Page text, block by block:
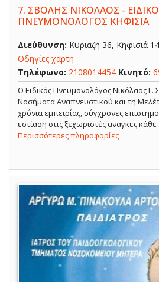
7. ΣΒΟΛΗΣ ΝΙΚΟΛΑΟΣ -
ΠΝΕΥΜΟΝΟΛΟΓΟΣ ΚΗΦΙΣΙΑ
Διεύθυνση: Κυριαζή 36, Κηφισιά
Οδηγίες χάρτη
Τηλέφωνο: 2108014454 Κινητό:
O Ειδικός Πνευμονολόγος Νικόλαος Γ.
Νοσήματα Αναπνευστικού και τη
χρόνια εμπειρίας, σύγχρονες
εστίαση στις ξεχωριστές ανάγκες
Περισσότερες πληροφορίες